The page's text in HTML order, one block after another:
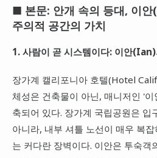
■ 본문: 안개 속의 등대, 이
주의적 공간의 가치
1. 사람이 곧 시스템이다: 이안
장가계 캘리포니아 호텔(Hotel
체성은 건축물이 아닌, 매니저인 '
축되어 있다. 장가계 국립공원은 입
아니라, 내부 셔틀 노선이 매우 복
는 커다란 장벽이다. 이안은 투숙객